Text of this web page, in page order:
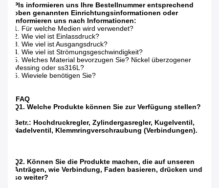
Pls informieren uns Ihre Bestellnummer entsprechend
oben genannten Einrichtungsinformationen oder
informieren uns nach Informationen:
1. Für welche Medien wird verwendet?
2. Wie viel ist Einlassdruck?
3. Wie viel ist Ausgangsdruck?
4. Wie viel ist Strömungsgeschwindigkeit?
5. Welches Material bevorzugen Sie? Nickel überzogener
Messing oder ss316L?
6. Wieviele benötigen Sie?
FAQ
Q1. Welche Produkte können Sie zur Verfügung stellen?
Betr.: Hochdruckregler, Zylindergasregler, Kugelventil,
Nadelventil, Klemmringverschraubung (Verbindungen).
Q2. Können Sie die Produkte machen, die auf unseren
Anträgen, wie Verbindung, Faden basieren, drücken und
so weiter?